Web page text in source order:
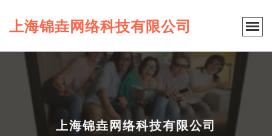
上海锦垚网络科技有限公司
上海锦垚网络科技有限公司